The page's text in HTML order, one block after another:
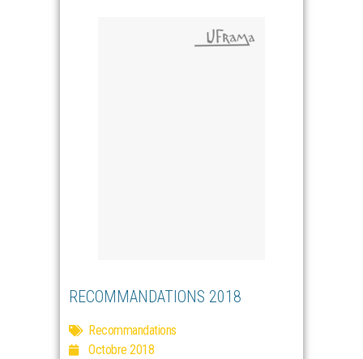
RECOMMANDATIONS 2018
Recommandations
Octobre 2018